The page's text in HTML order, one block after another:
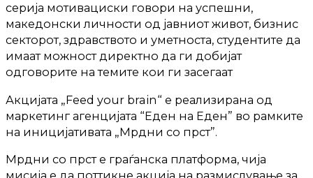
серија мотивациски говори на успешни,
македонски личности од јавниот живот, бизнис
секторот, здравството и уметноста, студентите да
имаат можност директно да ги добијат
одговорите на темите кои ги засегаат
Акцијата „Feed your brain“ е реализирана од
маркетинг агенцијата “Еден на Еден” во рамките
на иницијативата „Мрдни со прст”.
Мрдни со прст е граѓанска платформа, чија
мисија е да поттикне акција на размислување за